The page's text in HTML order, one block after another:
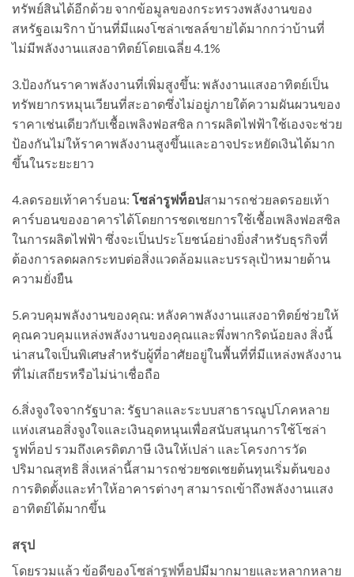
ทรัพย์สินได้อีกด้วย จากข้อมูลของกระทรวงพลังงานของ
สหรัฐอเมริกา บ้านที่มีแผงโซล่าเซลล์ขายได้มากกว่าบ้านที่
ไม่มีพลังงานแสงอาทิตย์โดยเฉลี่ย 4.1%
3.ป้องกันราคาพลังงานที่เพิ่มสูงขึ้น: พลังงานแสงอาทิตย์เป็น
ทรัพยากรหมุนเวียนที่สะอาดซึ่งไม่อยู่ภายใต้ความผันผวนของ
ราคาเช่นเดียวกับเชื้อเพลิงฟอสซิล การผลิตไฟฟ้าใช้เองจะช่วย
ป้องกันไม่ให้ราคาพลังงานสูงขึ้นและอาจประหยัดเงินได้มาก
ขึ้นในระยะยาว
4.ลดรอยเท้าคาร์บอน: โซล่ารูฟท็อปสามารถช่วยลดรอยเท้า
คาร์บอนของอาคารได้โดยการชดเชยการใช้เชื้อเพลิงฟอสซิล
ในการผลิตไฟฟ้า ซึ่งจะเป็นประโยชน์อย่างยิ่งสำหรับธุรกิจที่
ต้องการลดผลกระทบต่อสิ่งแวดล้อมและบรรลุเป้าหมายด้าน
ความยั่งยืน
5.ควบคุมพลังงานของคุณ: หลังคาพลังงานแสงอาทิตย์ช่วยให้
คุณควบคุมแหล่งพลังงานของคุณและพึ่งพากริดน้อยลง สิ่งนี้
น่าสนใจเป็นพิเศษสำหรับผู้ที่อาศัยอยู่ในพื้นที่ที่มีแหล่งพลังงาน
ที่ไม่เสถียรหรือไม่น่าเชื่อถือ
6.สิ่งจูงใจจากรัฐบาล: รัฐบาลและระบบสาธารณูปโภคหลาย
แห่งเสนอสิ่งจูงใจและเงินอุดหนุนเพื่อสนับสนุนการใช้โซล่า
รูฟท็อป รวมถึงเครดิตภาษี เงินให้เปล่า และโครงการวัด
ปริมาณสุทธิ สิ่งเหล่านี้สามารถช่วยชดเชยต้นทุนเริ่มต้นของ
การติดตั้งและทำให้อาคารต่างๆ สามารถเข้าถึงพลังงานแสง
อาทิตย์ได้มากขึ้น
สรุป
โดยรวมแล้ว ข้อดีของโซล่ารูฟท็อปมีมากมายและหลากหลาย